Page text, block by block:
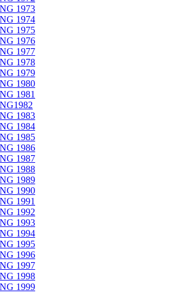
1973
1974
1975
1976
1977
1978
1979
1980
1981
1983
1984
1985
1986
1987
1988
1989
1990
1991
1992
1993
1994
1995
1996
1997
1998
1999